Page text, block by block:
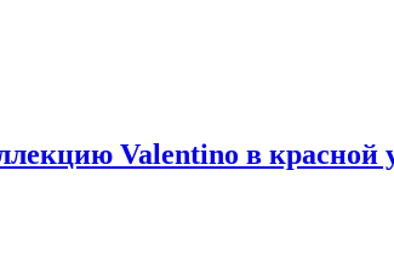
Valentino в красной